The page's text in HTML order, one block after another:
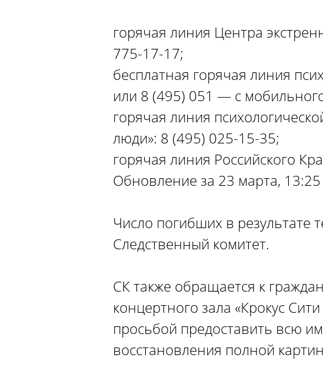
горячая линия Центра
775-17-17;
бесплатная горячая линия
или 8 (495) 051 — с
горячая линия
люди»: 8 (495) 025-15-35;
горячая линия Российского
Обновление за 23 марта, 13:25
Число погибших в результате
Следственный комитет.
СК также обращается к
концертного зала «Крокус
просьбой предоставить всю
восстановления полной